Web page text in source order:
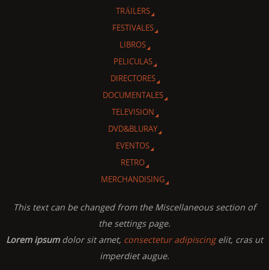
TRÁILERS
FESTIVALES
LIBROS
PELICULAS
DIRECTORES
DOCUMENTALES
TELEVISION
DVD&BLURAY
EVENTOS
RETRO
MERCHANDISING
This text can be changed from the Miscellaneous section of
the settings page.
Lorem ipsumdolor sit amet, consectetur adipiscingelit, cras ut
imperdiet augue.